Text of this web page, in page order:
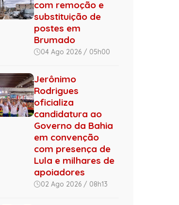
com remoção e
substituição de
postes em
Brumado
04 Ago 2026 / 05h00
Jerônimo
Rodrigues
oficializa
candidatura ao
Governo da Bahia
em convenção
com presença de
Lula e milhares de
apoiadores
02 Ago 2026 / 08h13